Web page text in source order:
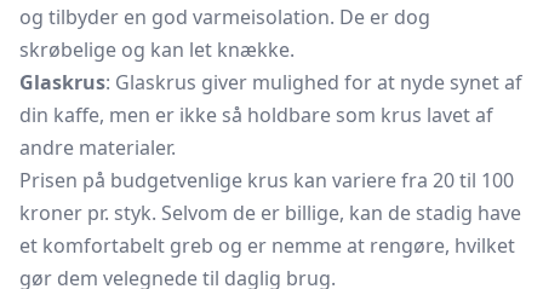
og tilbyder en god varmeisolation. De er dog
skrøbelige og kan let knække.
Glaskrus: Glaskrus giver mulighed for at nyde synet af
din kaffe, men er ikke så holdbare som krus lavet af
andre materialer.
Prisen på budgetvenlige krus kan variere fra 20 til 100
kroner pr. styk. Selvom de er billige, kan de stadig have
et komfortabelt greb og er nemme at rengøre, hvilket
gør dem velegnede til daglig brug.